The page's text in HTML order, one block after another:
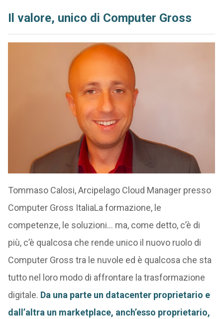
Il valore, unico di Computer Gross
Tommaso Calosi, Arcipelago Cloud Manager presso
Computer Gross ItaliaLa formazione, le
competenze, le soluzioni… ma, come detto, c’è di
più, c’è qualcosa che rende unico il nuovo ruolo di
Computer Gross tra le nuvole ed è qualcosa che sta
tutto nel loro modo di affrontare la trasformazione
digitale. Da una parte un datacenter proprietario e
dall’altra un marketplace, anch’esso proprietario,